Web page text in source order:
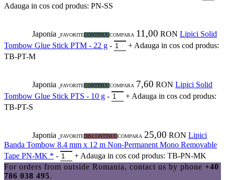
Adauga in cos cod produs: PN-SS
Japonia FAVORITECONTINUUCOMPARA 11,00 RON Lipici Solid
Tombow Glue Stick PTM - 22 g - + Adauga in cos cod produs:
TB-PT-M
Japonia FAVORITECONTINUUCOMPARA 7,60 RON Lipici Solid
Tombow Glue Stick PTS - 10 g - + Adauga in cos cod produs:
TB-PT-S
Japonia FAVORITEDISCONTINUUCOMPARA 25,00 RON Lipici
Banda Tombow 8.4 mm x 12 m Non-Permanent Mono Removable
Tape PN-MK * - + Adauga in cos cod produs: TB-PN-MK
For orders from outside Romania, contact us by phone +40
786 038 495.